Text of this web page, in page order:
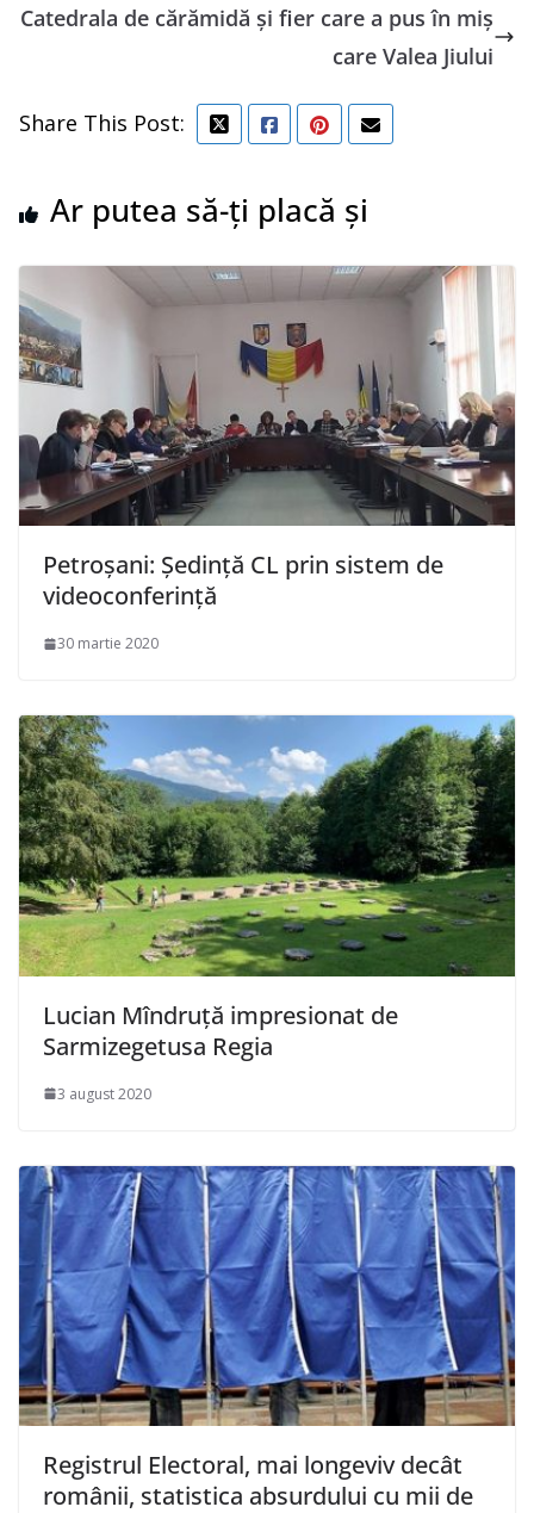
Catedrala de cărămidă și fier care a pus în miș
care Valea Jiului
Share This Post:
Ar putea să-ți placă și
Petroșani: Ședință CL prin sistem de
videoconferință
30 martie 2020
Lucian Mîndruță impresionat de
Sarmizegetusa Regia
3 august 2020
Registrul Electoral, mai longeviv decât
românii, statistica absurdului cu mii de